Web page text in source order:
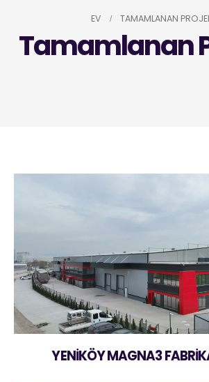
EV TAMAMLANAN
Tamamlanan
YENİKÖY MAGNA3